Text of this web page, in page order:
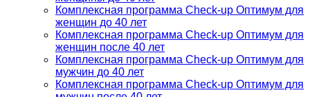
Комплексная программа Check-up Оптимум для
женщин до 40 лет
Комплексная программа Check-up Оптимум для
женщин после 40 лет
Комплексная программа Check-up Оптимум для
мужчин до 40 лет
Комплексная программа Check-up Оптимум для